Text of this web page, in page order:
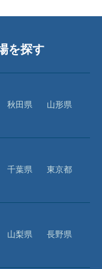
を探す
秋田県
山形県
千葉県
東京都
山梨県
長野県